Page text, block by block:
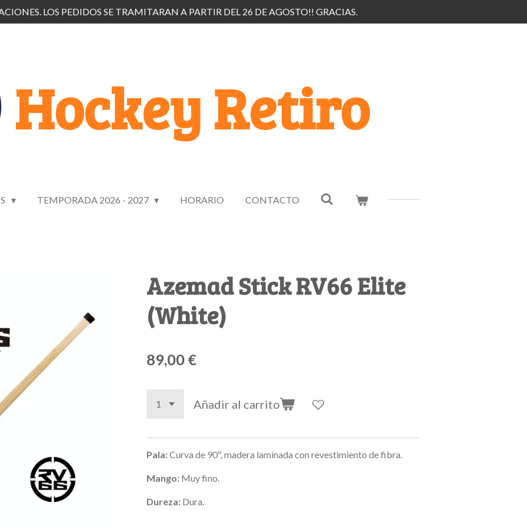
LOS PEDIDOS SE TRAMITARAN A PARTIR DEL 26 DE AGOSTO!! GRACIAS.
Hockey Retiro
TEMPORADA 2026 - 2027 HORARIO CONTACTO
Azemad Stick RV66 Elite
(White)
89,00 €
Añadir al carrito
Pala:Curva de 90º, madera laminada con revestimiento de fibra.
Mango: Muy fino.
Dureza: Dura.